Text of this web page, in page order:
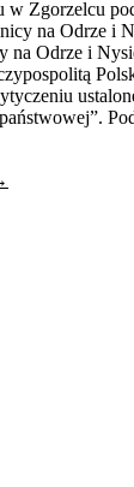
w Zgorzelcu
na Odrze i
na Odrze i